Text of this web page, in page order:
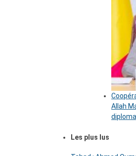
Allah
Les plus lus